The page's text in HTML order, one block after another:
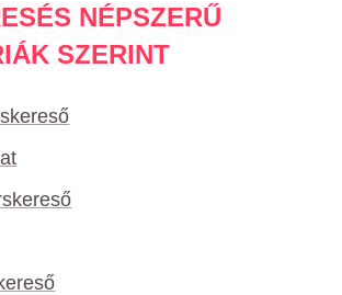
NÉPSZERŰ
SZERINT